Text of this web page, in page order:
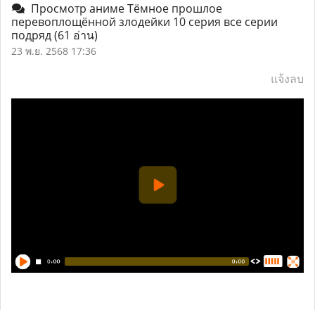
Просмотр аниме Тёмное прошлое
перевоплощённой злодейки 10 серия все серии
подряд(61 อ่าน)
23 พ.ย. 2568 17:36
แจ้งลบ